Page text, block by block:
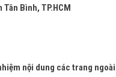
Bình, TP.HCM
nội dung các trang